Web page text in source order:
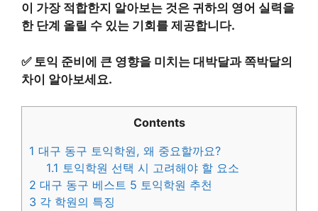
이 가장 적합한지 알아보는 것은 귀하의 영어 실력을
한 단계 올릴 수 있는 기회를 제공합니다.
✅ 토익 준비에 큰 영향을 미치는 대박달과 쪽박달의
차이 알아보세요.
Contents
1 대구 동구 토익학원, 왜 중요할까요?
1.1 토익학원 선택 시 고려해야 할 요소
2 대구 동구 베스트 5 토익학원 추천
3 각 학원의 특징